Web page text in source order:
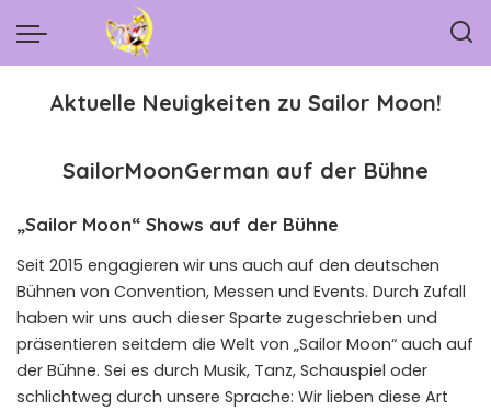
Aktuelle Neuigkeiten zu Sailor Moon!
SailorMoonGerman auf der Bühne
„Sailor Moon“ Shows auf der Bühne
Seit 2015 engagieren wir uns auch auf den deutschen
Bühnen von Convention, Messen und Events. Durch Zufall
haben wir uns auch dieser Sparte zugeschrieben und
präsentieren seitdem die Welt von „Sailor Moon“ auch auf
der Bühne. Sei es durch Musik, Tanz, Schauspiel oder
schlichtweg durch unsere Sprache: Wir lieben diese Art